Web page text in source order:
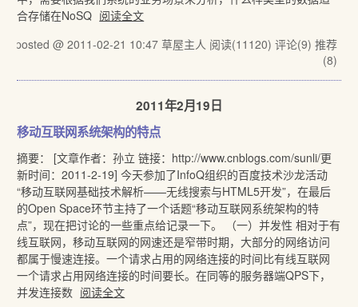
合存储在NoSQ 阅读全文
posted @ 2011-02-21 10:47 草屋主人 阅读(11120) 评论(9) 推荐
(8)
2011年2月19日
移动互联网系统架构的特点
摘要： [文章作者：孙立 链接：http://www.cnblogs.com/sunli/更
新时间：2011-2-19] 今天参加了InfoQ组织的百度技术沙龙活动
“移动互联网基础技术解析——无线搜索与HTML5开发”，在最后
的Open Space环节主持了一个话题“移动互联网系统架构的特
点”，现在把讨论的一些重点给记录一下。 （一）并发性 相对于有
线互联网，移动互联网的网速还是窄带时期，大部分的网络访问
都属于慢速连接。一个请求占用的网络连接的时间比有线互联网
一个请求占用网络连接的时间要长。在同等的服务器端QPS下，
并发连接数 阅读全文